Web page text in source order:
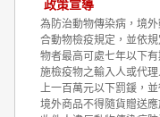
政策宣導
為防治動物傳染病，境
合動物檢疫規定，並依
物者最高可處七年以下
施檢疫物之輸入人或代
上一百萬元以下罰鍰，並
境外商品不得隨貨贈送應